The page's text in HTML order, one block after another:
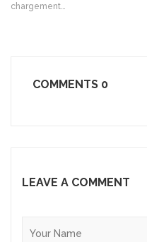
chargement…
COMMENTS 0
LEAVE A COMMENT